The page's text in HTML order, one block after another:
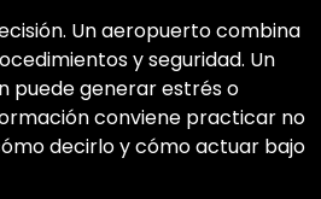
Un aeropuerto combina
y seguridad. Un
puede generar estrés o
conviene practicar no
decirlo y cómo actuar bajo